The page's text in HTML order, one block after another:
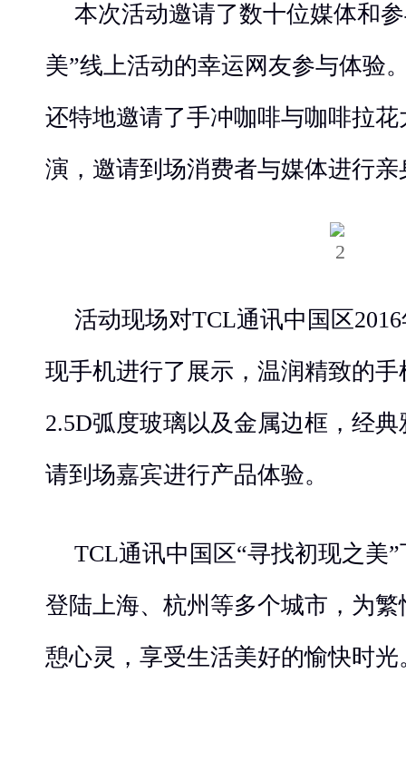
本次活动邀请了数十位媒体和
美”线上活动的幸运网友参与体验
还特地邀请了手冲咖啡与咖啡拉
演，邀请到场消费者与媒体进行亲
活动现场对TCL通讯中国区
现手机进行了展示，温润精致的
2.5D弧度玻璃以及金属边框，经
请到场嘉宾进行产品体验。
TCL通讯中国区“寻找初现之美
登陆上海、杭州等多个城市，为
憩心灵，享受生活美好的愉快时光